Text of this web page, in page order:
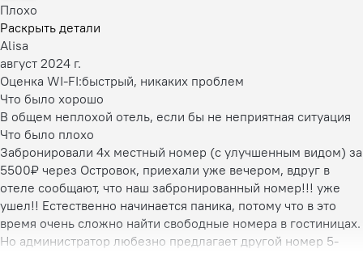
Плохо
Раскрыть детали
Alisa
август 2024 г.
Оценка WI-FI:быстрый, никаких проблем
Что было хорошо
В общем неплохой отель, если бы не неприятная ситуация
Что было плохо
Забронировали 4х местный номер (с улучшенным видом) за
5500₽ через Островок, приехали уже вечером, вдруг в
отеле сообщают, что наш забронированный номер!!! уже
ушел!! Естественно начинается паника, потому что в это
время очень сложно найти свободные номера в гостиницах.
Но администратор любезно предлагает другой номер 5-